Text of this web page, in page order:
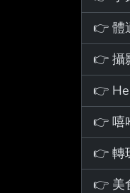
👉 體
👉 攝
👉
👉 嘻
👉 轉
👉 美